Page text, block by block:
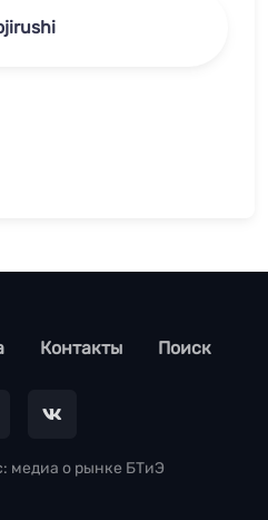
Контакты Поиск
медиа о рынке БТиЭ